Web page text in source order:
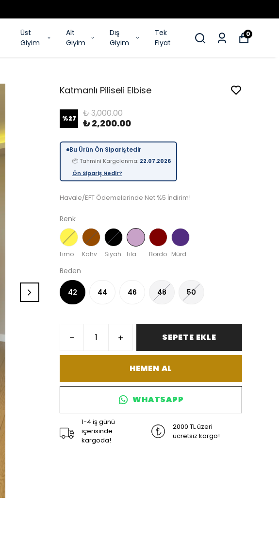
Üst
Giyim
Alt
Giyim
Dış
Giyim
Tek
Fiyat
0
Katmanlı Piliseli Elbise
%27 ₺ 3,000.00
₺ 2,200.00
Bu Ürün Ön Sipariştedir
📦 Tahmini Kargolanma: 22.07.2026
Ön Sipariş Nedir?
Havale/EFT Ödemelerinde Net %5 İndirim!
Renk
Limon Sarısı Kahverengi Siyah Lila Bordo Mürdüm
Beden
42 44 46 48 50
SEPETE EKLE
HEMEN AL
WHATSAPP
1-4 iş günü
içerisinde
kargoda!
2000 TL üzeri
ücretsiz kargo!